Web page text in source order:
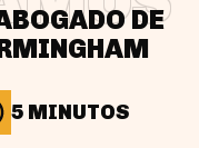
DE
5 MINUTOS